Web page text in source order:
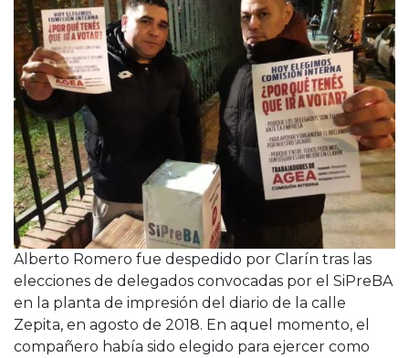
Alberto Romero fue despedido por Clarín tras las
elecciones de delegados convocadas por el SiPreBA
en la planta de impresión del diario de la calle
Zepita, en agosto de 2018. En aquel momento, el
compañero había sido elegido para ejercer como